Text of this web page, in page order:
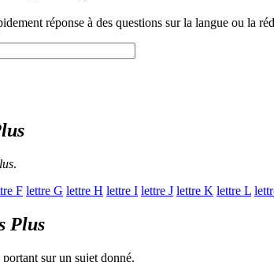
réponse à des questions sur la langue ou la
.
F lettre G lettre H lettre I lettre J lettre K lettre L
Plus
sur un sujet donné.